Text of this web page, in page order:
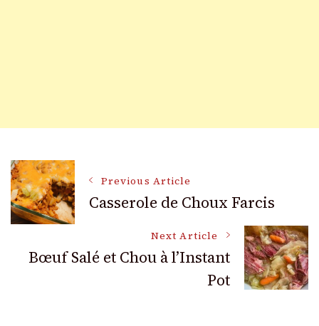
Post
Navigation
Previous Article
Casserole de Choux Farcis
Next Article
Bœuf Salé et Chou à l’Instant
Pot